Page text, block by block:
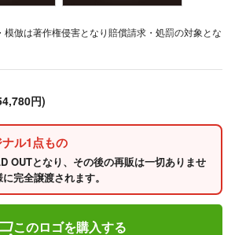
倣は著作権侵害となり賠償請求・処罰の対象とな
円)
ル1点もの
OUTとなり、その後の再販は一切ありませ
完全譲渡されます。
このロゴを購入する